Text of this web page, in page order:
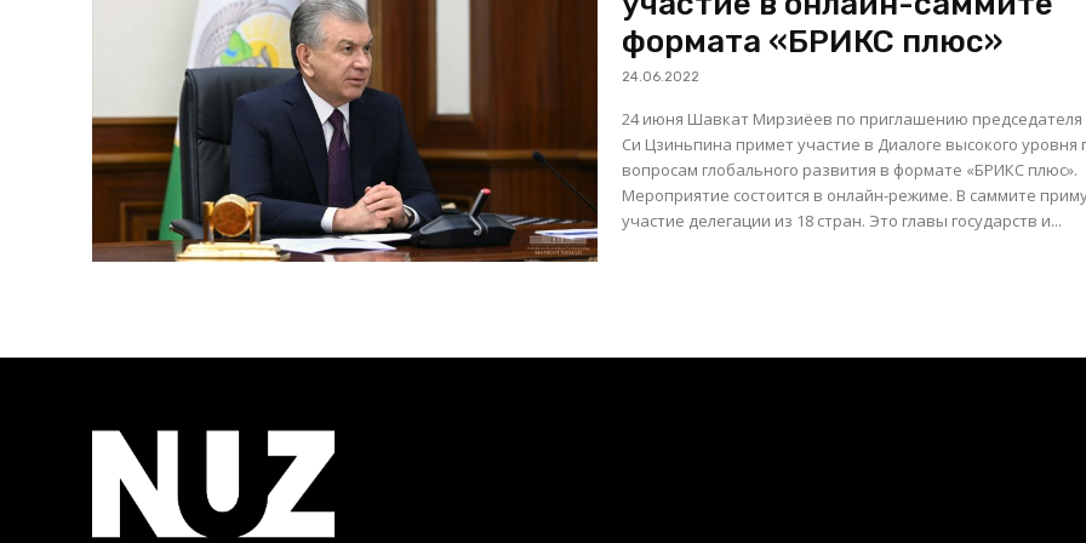
формата «БРИКС плюс»
24.06.2022
24 июня Шавкат Мирзиёев по приглашению председателя
Си Цзиньпина примет участие в Диалоге высокого уровня
вопросам глобального развития в формате «БРИКС плюс».
Мероприятие состоится в онлайн-режиме. В саммите примут
участие делегации из 18 стран. Это главы государств и...